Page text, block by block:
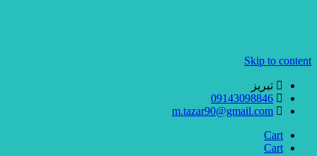
Skip to content
تبریز
09143098846
m.tazar90@gmail.com
Cart
Cart